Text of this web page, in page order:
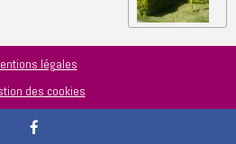
légales
des cookies